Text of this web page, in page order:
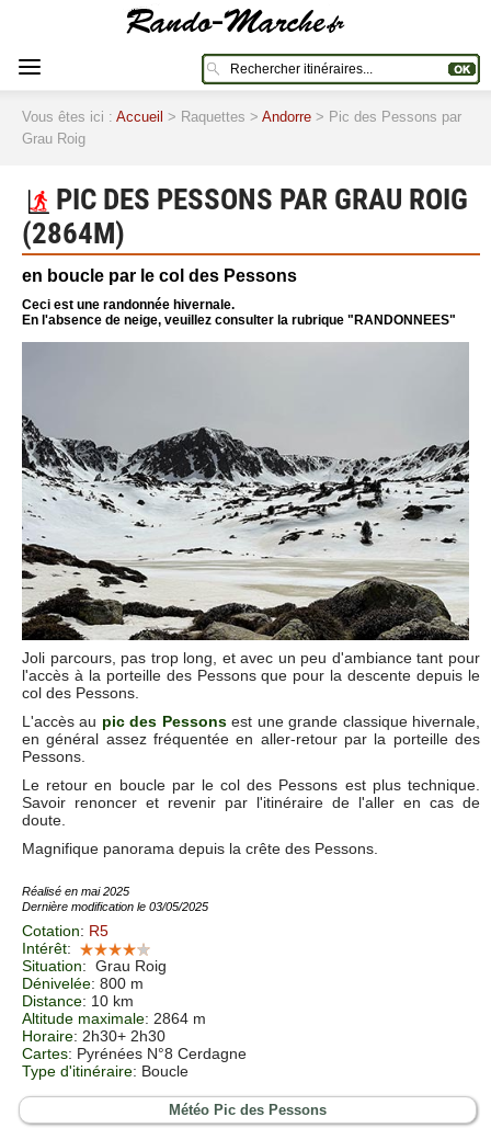
Vous êtes ici : Accueil > Raquettes > Andorre > Pic des Pessons par
Grau Roig
PIC DES PESSONS PAR GRAU ROIG
(2864M)
en boucle par le col des Pessons
Ceci est une randonnée hivernale.
En l'absence de neige, veuillez consulter la rubrique "RANDONNEES"
Joli parcours, pas trop long, et avec un peu d'ambiance tant pour
l'accès à la porteille des Pessons que pour la descente depuis le
col des Pessons.
L'accès au pic des Pessonsest une grande classique hivernale,
en général assez fréquentée en aller-retour par la porteille des
Pessons.
Le retour en boucle par le col des Pessons est plus technique.
Savoir renoncer et revenir par l'itinéraire de l'aller en cas de
doute.
Magnifique panorama depuis la crête des Pessons.
Réalisé en mai 2025
Dernière modification le 03/05/2025
Cotation: R5
Intérêt:
Situation: Grau Roig
Dénivelée: 800 m
Distance: 10 km
Altitude maximale: 2864 m
Horaire: 2h30+ 2h30
Cartes: Pyrénées N°8 Cerdagne
Type d'itinéraire: Boucle
Météo Pic des Pessons